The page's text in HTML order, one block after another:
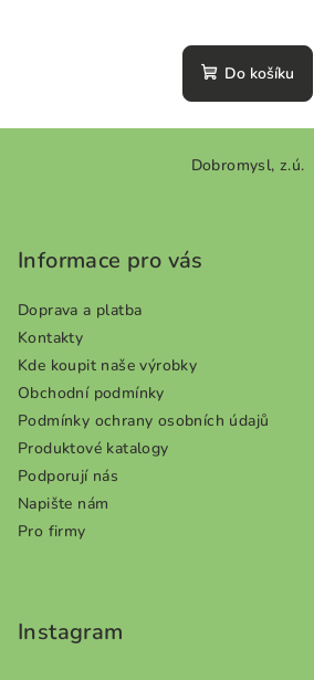
hodnocení
produktu
z
hvězdiček.
Do košíku
Dobromysl, z.ú.
Informace pro vás
Doprava a platba
Kontakty
Kde koupit naše výrobky
Obchodní podmínky
Podmínky ochrany osobních údajů
Produktové katalogy
Podporují nás
Napište nám
Pro firmy
Instagram